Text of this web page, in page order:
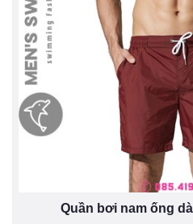
Quần bơi nam ống